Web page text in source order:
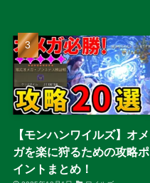
【モンハンワイルズ】オメ
ガを楽に狩るための攻略ポ
イントまとめ！